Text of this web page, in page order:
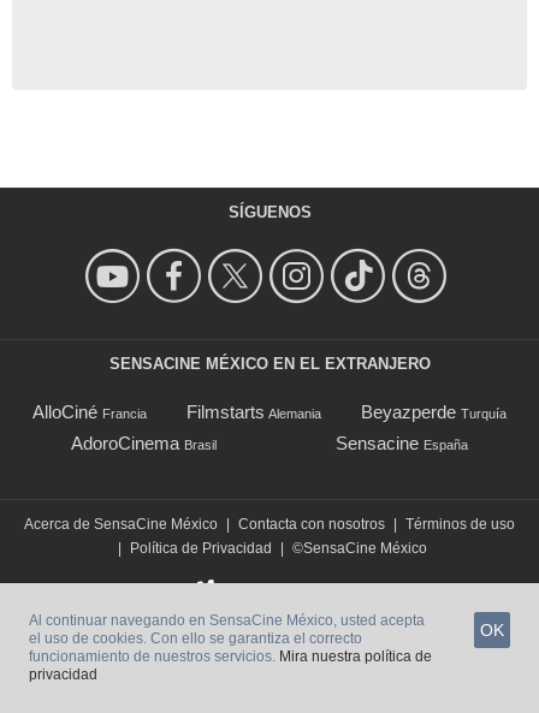
SÍGUENOS
SENSACINE MÉXICO EN EL EXTRANJERO
AlloCiné Francia Filmstarts Alemania Beyazperde Turquía
AdoroCinema Brasil Sensacine España
Acerca de SensaCine México | Contacta con nosotros | Términos de uso
|
Política de Privacidad | ©SensaCine México
Al continuar navegando en SensaCine México, usted acepta
el uso de cookies. Con ello se garantiza el correcto
funcionamiento de nuestros servicios. Mira nuestra política de
privacidad
OK